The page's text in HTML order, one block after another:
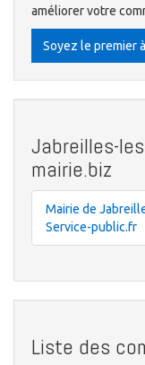
améliorer votre
Soyez le premier
Jabreilles-
mairie.biz
Mairie de
Service-public.fr
Liste des